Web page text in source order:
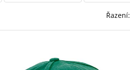
Řazení: